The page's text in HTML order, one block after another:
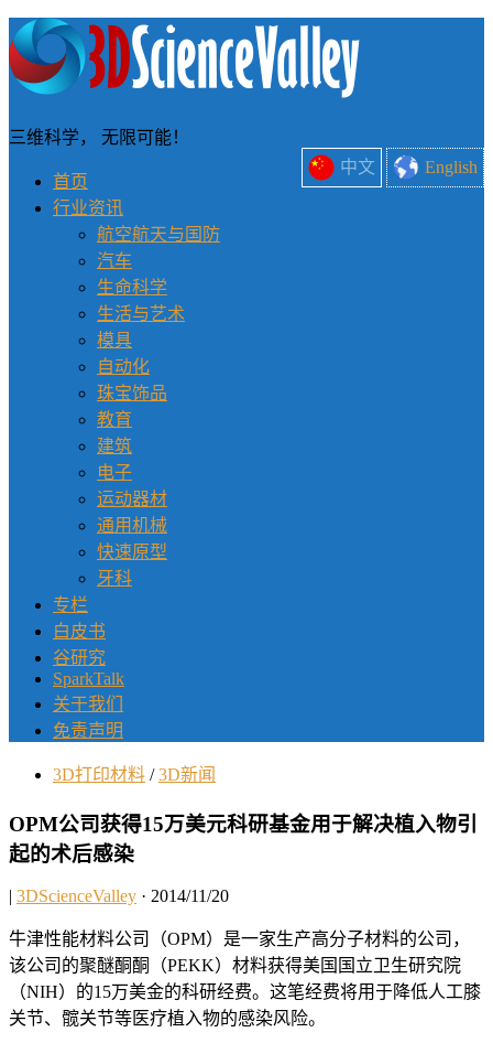
中文 English
三维科学， 无限可能！
首页
行业资讯
航空航天与国防
汽车
生命科学
生活与艺术
模具
自动化
珠宝饰品
教育
建筑
电子
运动器材
通用机械
快速原型
牙科
专栏
白皮书
谷研究
SparkTalk
关于我们
免责声明
3D打印材料 / 3D新闻
OPM公司获得15万美元科研基金用于解决植入物引
起的术后感染
| 3DScienceValley · 2014/11/20
牛津性能材料公司（OPM）是一家生产高分子材料的公司，
该公司的聚醚酮酮（PEKK）材料获得美国国立卫生研究院
（NIH）的15万美金的科研经费。这笔经费将用于降低人工膝
关节、髋关节等医疗植入物的感染风险。